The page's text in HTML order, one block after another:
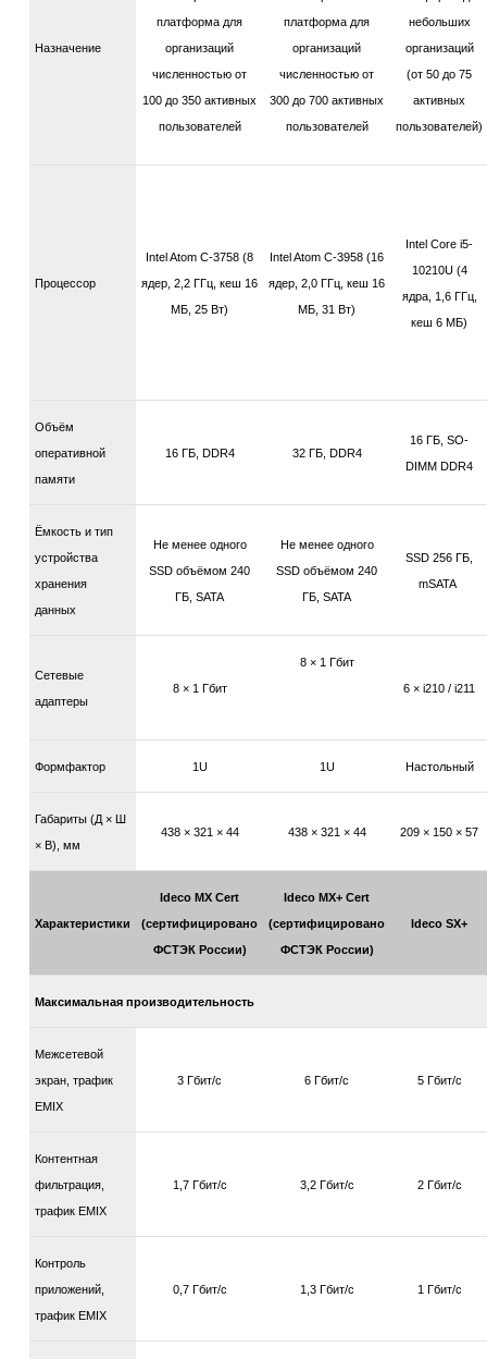
Назначение
платформа для
организаций
численностью от
100 до 350 активных
пользователей
платформа для
организаций
численностью от
300 до 700 активных
пользователей
небольших
организаций
(от 50 до 75
активных
пользователей)
Процессор
Intel Atom C-3758 (8
ядер, 2,2 ГГц, кеш 16
МБ, 25 Вт)
Intel Atom C-3958 (16
ядер, 2,0 ГГц, кеш 16
МБ, 31 Вт)
Intel Core i5-
10210U (4
ядра, 1,6 ГГц,
кеш 6 MБ)
Объём
оперативной
памяти
16 ГБ, DDR4 32 ГБ, DDR4
16 ГБ, SO-
DIMM DDR4
Ёмкость и тип
устройства
хранения
данных
Не менее одного
SSD объёмом 240
ГБ, SATA
Не менее одного
SSD объёмом 240
ГБ, SATA
SSD 256 ГБ,
mSATA
Сетевые
адаптеры
8 × 1 Гбит
8 × 1 Гбит
6 × i210 / i211
Формфактор 1U 1U Настольный
Габариты (Д × Ш
× В), мм
438 × 321 × 44 438 × 321 × 44 209 × 150 × 57
Характеристики
Ideco MX Cert
(сертифицировано
ФСТЭК России)
Ideco MX+ Cert
(сертифицировано
ФСТЭК России)
Ideco SX+
Максимальная производительность
Межсетевой
экран, трафик
EMIX
3 Гбит/с 6 Гбит/с 5 Гбит/с
Контентная
фильтрация,
трафик EMIX
1,7 Гбит/с 3,2 Гбит/с 2 Гбит/с
Контроль
приложений,
трафик EMIX
0,7 Гбит/с 1,3 Гбит/с 1 Гбит/с